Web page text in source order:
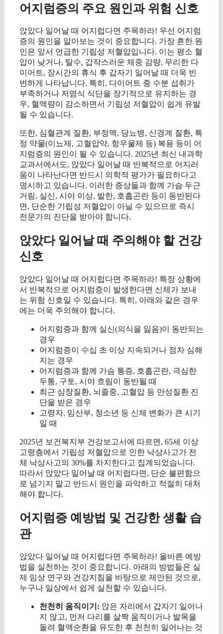
어지럼증의 주요 원인과 위험 신호
앉았다 일어날 때 어지럽다면 주목하라! 우선 어지럼
증의 원인을 알아보는 것이 중요합니다. 가장 흔한 원
인은 앞서 언급한 기립성 저혈압입니다. 이는 평소 혈
압이 낮거나, 탈수, 갑작스러운 체중 감량, 무리한 다
이어트, 장시간의 휴식 후 갑자기 일어날 때 더욱 빈
번하게 나타납니다. 특히, 다이어트 중 수분 섭취가
부족하거나 저염식 식단을 장기적으로 유지하는 경
우, 혈액량이 감소하면서 기립성 저혈압이 쉽게 유발
될 수 있습니다.
또한, 심혈관계 질환, 부정맥, 당뇨병, 신경계 질환, 특
정 약물(이뇨제, 고혈압약, 항우울제 등) 복용 등이 어
지럼증의 원인이 될 수 있습니다. 2025년 최신 내과학
교과서에서도, 앉았다 일어날 때 반복적으로 어지러
움이 나타난다면 반드시 의학적 평가가 필요하다고
명시하고 있습니다. 이러한 증상들과 함께 가슴 두근
거림, 실신, 시야 이상, 발한, 호흡곤란 등이 동반된다
면, 단순한 기립성 저혈압이 아닐 수 있으므로 즉시
전문가의 진단을 받아야 합니다.
앉았다 일어날 때 주의해야 할 건강
신호
앉았다 일어날 때 어지럽다면 주목하라! 특정 상황에
서 반복적으로 어지럼증이 발생한다면 신체가 보내
는 위험 신호일 수 있습니다. 특히, 아래와 같은 경우
에는 더욱 주의해야 합니다.
어지럼증과 함께 실신(의식을 잃음)이 동반되는
경우
어지럼증이 수십 초 이상 지속되거나 점차 심해
지는 경우
어지럼증과 함께 가슴 통증, 호흡곤란, 극심한
두통, 구토, 시야 흐림이 동반될 때
최근 심장질환, 뇌졸중, 고혈압 등 만성질환 진
단을 받은 경우
고령자, 임산부, 청소년 등 신체 변화가 큰 시기
일 때
2025년 보건복지부 건강보고서에 따르면, 65세 이상
고령층에서 기립성 저혈압으로 인한 낙상사고가 전
체 낙상사고의 30%를 차지한다고 집계되었습니다.
따라서 앉았다 일어날 때 어지럽다면, 단순 불편함으
로 넘기지 말고 반드시 원인을 파악하고 적절히 대처
해야 합니다.
어지럼증 예방법 및 건강한 생활 습
관
앉았다 일어날 때 어지럽다면 주목하라! 올바른 예방
법을 실천하는 것이 중요합니다. 아래의 방법들은 실
제 임상 연구와 건강지침을 바탕으로 제안된 것으로,
누구나 일상에서 쉽게 실천할 수 있습니다.
천천히 움직이기: 앉은 자리에서 갑자기 일어나
지 않고, 먼저 다리를 살짝 움직이거나 발목을
돌려 혈액순환을 유도한 후 천천히 일어나는 것